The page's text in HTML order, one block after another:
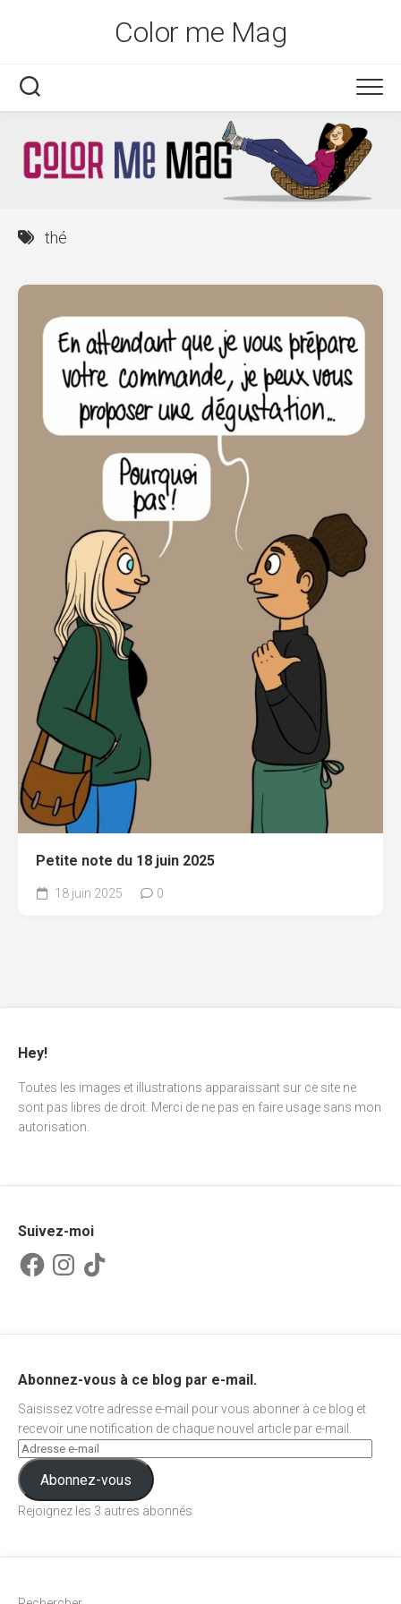
Color me Mag
thé
Petite note du 18 juin 2025
18 juin 2025 0
Hey!
Toutes les images et illustrations apparaissant sur ce site ne
sont pas libres de droit. Merci de ne pas en faire usage sans mon
autorisation.
Suivez-moi
FacebookInstagram
TikTok
Abonnez-vous à ce blog par e-mail.
Saisissez votre adresse e-mail pour vous abonner à ce blog et
recevoir une notification de chaque nouvel article par e-mail.
Abonnez-vous
Rejoignez les 3 autres abonnés